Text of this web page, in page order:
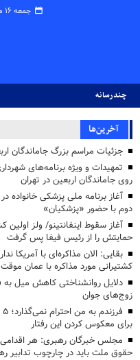
جمعه ۱۶ مرداد ۱۴۰۵ -
چندرسانه
آخرین‌ها
جزئیات مراسم بزرگ جاماندگان
تمهیدات و ویژه برنامه‌های
روی جاماندگان اربعین در تهران
دوم با حضور «پزشکیان»
آغاز سقوط اینفانتینو/ ولز اولین
حمایتش را از رئیس فیفا پس گرفت
بقایی: الان مذاکره‌ای با آمریکا
کشتیرانی مورد مذاکره با عمان
دلایل روانشناختی کاهش میل به
زوج‌های جوان
برای معکوس کردن این رفتار
مجلس خبرگان رهبری: هر اقدامی
حقوق ملت باید در چارچوب تدابیر